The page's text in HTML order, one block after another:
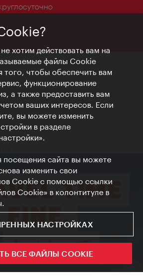
хотим действовать вам на
файлы Cookie
того, чтобы обеспечить вам
функционирование
а также предоставить вам
ваших интересов. Если
вы можете изменить
в разделе
посещения сайта вы можете
изменить свои
Cookie с помощью ссылки
Cookie» в колонтитуле в
НАСТРОЙКАХ
ВСЕ ФАЙЛЫ COOKIE